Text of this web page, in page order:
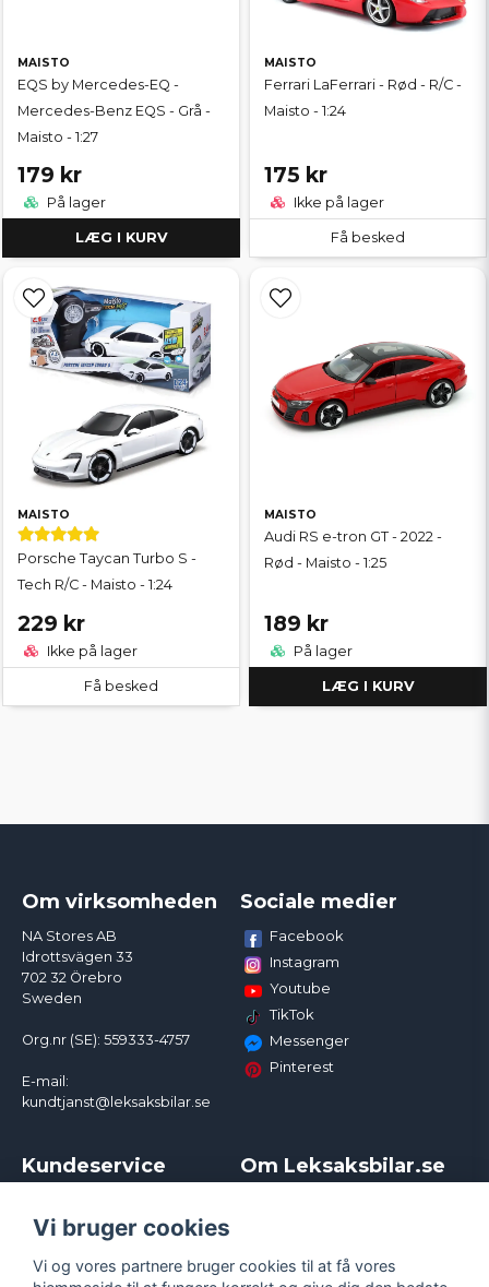
MAISTO
EQS by Mercedes-EQ -
Mercedes-Benz EQS - Grå -
Maisto - 1:27
179 kr
På lager
LÆG I KURV
MAISTO
Ferrari LaFerrari - Rød - R/C -
Maisto - 1:24
175 kr
Ikke på lager
Få besked
MAISTO
Porsche Taycan Turbo S -
Tech R/C - Maisto - 1:24
229 kr
Ikke på lager
Få besked
MAISTO
Audi RS e-tron GT - 2022 -
Rød - Maisto - 1:25
189 kr
På lager
LÆG I KURV
Om virksomheden
NA Stores AB
Idrottsvägen 33
702 32 Örebro
Sweden
Org.nr (SE): 559333-4757
E-mail:
kundtjanst@leksaksbilar.se
Sociale medier
Facebook
Instagram
Youtube
TikTok
Messenger
Pinterest
Kundeservice
Kampagner og rabatter
Reklamation
Policy chase cars
Om Leksaksbilar.se
Handelsbetingelser
Vi bruger cookies
Vi og vores partnere bruger cookies til at få vores